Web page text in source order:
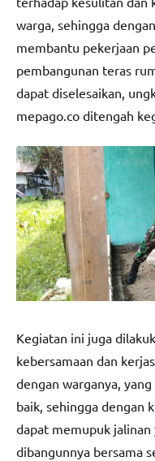
warga, sehingga
membantu pekerjaan
pembangunan teras
dapat diselesaikan,
mepago.co ditengah
Kegiatan ini juga
kebersamaan dan
dengan warganya,
baik, sehingga dengan
dapat memupuk
dibangunnya bersama